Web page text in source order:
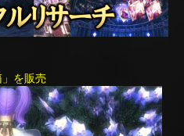
を販売